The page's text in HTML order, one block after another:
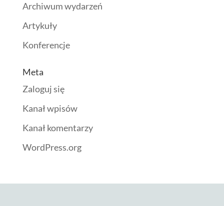
Archiwum wydarzeń
Artykuły
Konferencje
Meta
Zaloguj się
Kanał wpisów
Kanał komentarzy
WordPress.org